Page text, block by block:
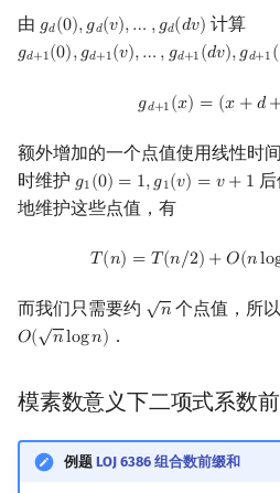
由 𝑔𝑑(0),𝑔𝑑(𝑣),… ,𝑔𝑑(𝑑𝑣)
gd(0),gd(v), …, gd(dv) 计算
𝑔𝑑+1(0),𝑔𝑑+1(𝑣),… ,𝑔𝑑+1(𝑑𝑣),𝑔𝑑+1(
gd+1(0),gd+1(v),…, g d+1(dv),gd+1((
𝑔𝑑+1(𝑥) = (𝑥 +𝑑
gd+ 1(x )=( x+d+1
额外增加的一个点值使用线性时
时维护 𝑔1(0) = 1,𝑔1(𝑣) = 𝑣+ 1
g1(0) =1, g1(v)=v+ 1
地维护这些点值，有
𝑇 (𝑛) = 𝑇(𝑛/2) +𝑂(𝑛lo
T(n)=T( n/2 )+ O(nlog
而我们只需要约 √
𝑛
n 个点值，所
𝑂(
√
𝑛log𝑛)
O(nlogn) ．
模素数意义下二项式系数
例题 LOJ 6386 组合数前缀和